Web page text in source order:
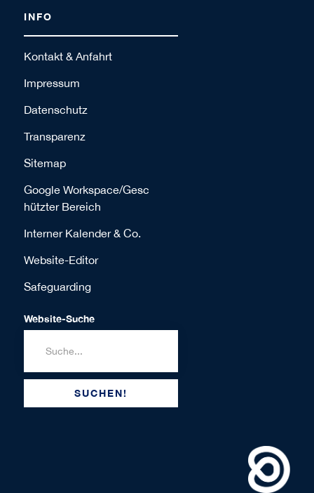
INFO
Kontakt & Anfahrt
Impressum
Datenschutz
Transparenz
Sitemap
Google Workspace/Gesc
hützter Bereich
Interner Kalender & Co.
Website-Editor
Safeguarding
Website-Suche